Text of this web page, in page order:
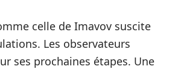
celle de Imavov suscite
Les observateurs
ses prochaines étapes. Une